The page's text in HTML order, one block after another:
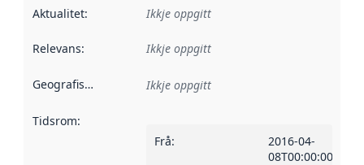
Aktualitet: Ikkje oppgitt
Relevans: Ikkje oppgitt
Geografisk område Ikkje oppgitt
Tidsrom:
Frå:
2016-04-
08T00:00:00Z